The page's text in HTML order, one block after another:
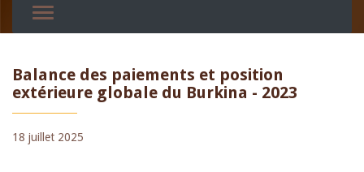
Balance des paiements et position
extérieure globale du Burkina - 2023
18 juillet 2025